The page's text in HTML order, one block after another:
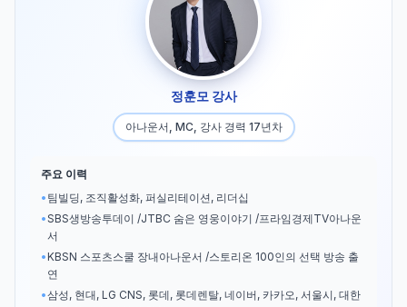
정훈모 강사
아나운서, MC, 강사 경력 17년차
주요 이력
• 팀빌딩, 조직활성화, 퍼실리테이션, 리더십
•SBS생방송투데이 /JTBC 숨은 영웅이야기 /프라임경제TV아나운
서
•KBSN 스포츠스쿨 장내아나운서 /스토리온 100인의 선택 방송 출
연
•삼성, 현대, LG CNS, 롯데, 롯데렌탈, 네이버, 카카오, 서울시, 대한